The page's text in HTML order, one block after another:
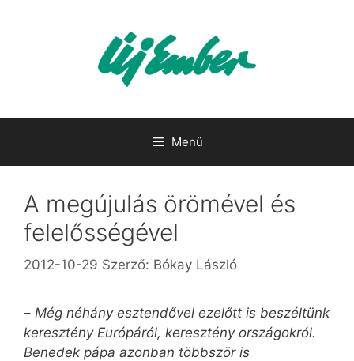
Menü
A megújulás örömével és
felelősségével
2012-10-29 Szerző: Bókay László
– Még néhány esztendővel ezelőtt is beszéltünk
keresztény Európáról, keresztény országokról.
Benedek pápa azonban többször is